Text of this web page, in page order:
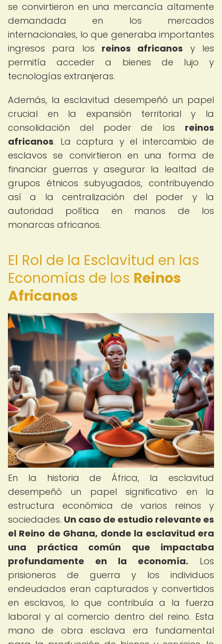
se convirtieron en una mercancía altamente
demandada en los mercados
internacionales, lo que generaba importantes
ingresos para los reinos africanos y les
permitía acceder a bienes de lujo y
tecnologías extranjeras.
Además, la esclavitud desempeñó un papel
crucial en la expansión territorial y la
consolidación del poder de los reinos
africanos. La captura y el intercambio de
esclavos se convirtieron en una forma de
financiar guerras y asegurar la lealtad de
grupos étnicos subyugados, contribuyendo
así a la centralización del poder y la
autoridad política en manos de los
monarcas africanos.
El Rol de la Esclavitud en las
Economías de los Reinos
Africanos
En la historia de África, la esclavitud
desempeñó un papel significativo en la
estructura económica de varios reinos y
sociedades. Un caso de estudio relevante es
el Reino de Ghana, donde la esclavitud era
una práctica común que impactaba
profundamente en la economía. Los
prisioneros de guerra y los individuos
endeudados eran capturados y convertidos
en esclavos, lo que contribuía a la fuerza
laboral y al comercio dentro del reino. Esta
mano de obra esclava era fundamental